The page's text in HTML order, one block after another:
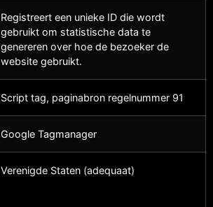
Registreert een unieke ID die wordt
gebruikt om statistische data te
genereren over hoe de bezoeker de
website gebruikt.
Script tag, paginabron regelnummer 91
Google Tagmanager
Verenigde Staten (adequaat)